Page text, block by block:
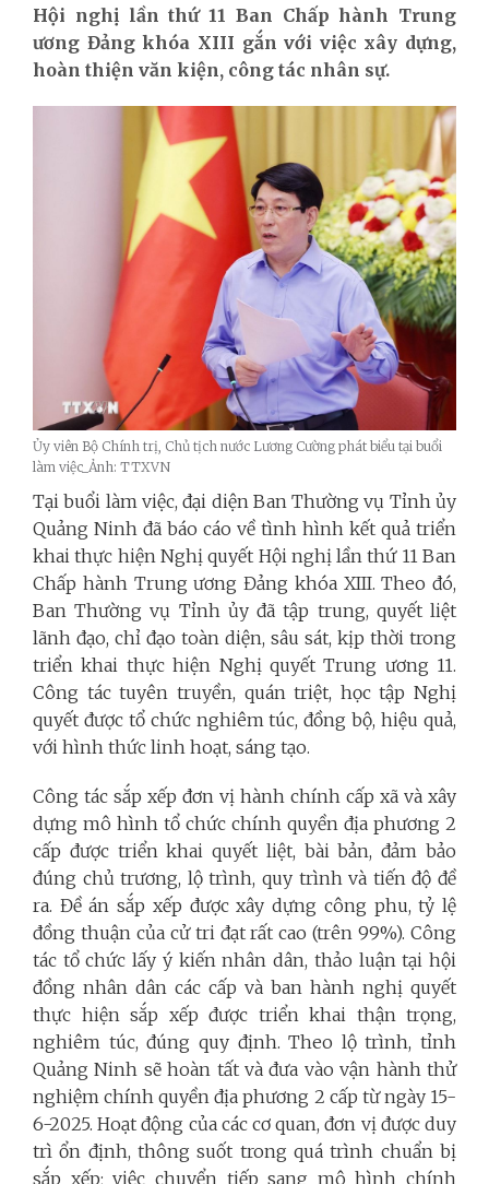
Hội nghị lần thứ 11 Ban Chấp hành Trung
ương Đảng khóa XIII gắn với việc xây dựng,
hoàn thiện văn kiện, công tác nhân sự.
Ủy viên Bộ Chính trị, Chủ tịch nước Lương Cường phát biểu tại buổi
làm việc_Ảnh: TTXVN
Tại buổi làm việc, đại diện Ban Thường vụ Tỉnh ủy
Quảng Ninh đã báo cáo về tình hình kết quả triển
khai thực hiện Nghị quyết Hội nghị lần thứ 11 Ban
Chấp hành Trung ương Đảng khóa XIII. Theo đó,
Ban Thường vụ Tỉnh ủy đã tập trung, quyết liệt
lãnh đạo, chỉ đạo toàn diện, sâu sát, kịp thời trong
triển khai thực hiện Nghị quyết Trung ương 11.
Công tác tuyên truyền, quán triệt, học tập Nghị
quyết được tổ chức nghiêm túc, đồng bộ, hiệu quả,
với hình thức linh hoạt, sáng tạo.
Công tác sắp xếp đơn vị hành chính cấp xã và xây
dựng mô hình tổ chức chính quyền địa phương 2
cấp được triển khai quyết liệt, bài bản, đảm bảo
đúng chủ trương, lộ trình, quy trình và tiến độ đề
ra. Đề án sắp xếp được xây dựng công phu, tỷ lệ
đồng thuận của cử tri đạt rất cao (trên 99%). Công
tác tổ chức lấy ý kiến nhân dân, thảo luận tại hội
đồng nhân dân các cấp và ban hành nghị quyết
thực hiện sắp xếp được triển khai thận trọng,
nghiêm túc, đúng quy định. Theo lộ trình, tỉnh
Quảng Ninh sẽ hoàn tất và đưa vào vận hành thử
nghiệm chính quyền địa phương 2 cấp từ ngày 15-
6-2025.Hoạt động của các cơ quan, đơn vị được duy
trì ổn định, thông suốt trong quá trình chuẩn bị
sắp xếp; việc chuyển tiếp sang mô hình chính